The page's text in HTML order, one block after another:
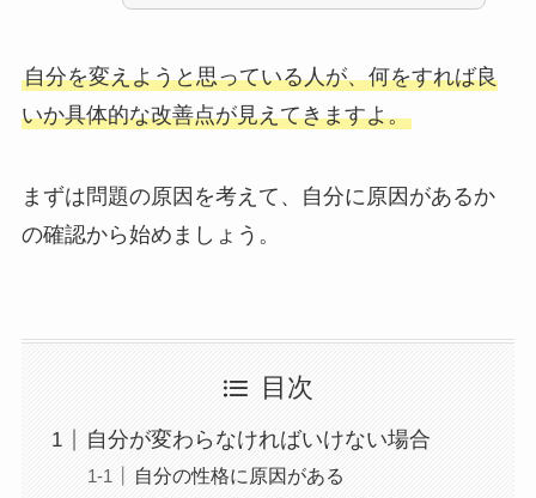
自分を変えようと思っている人が、何をすれば良
いか具体的な改善点が見えてきますよ。
まずは問題の原因を考えて、自分に原因があるか
の確認から始めましょう。
目次
自分が変わらなければいけない場合
自分の性格に原因がある